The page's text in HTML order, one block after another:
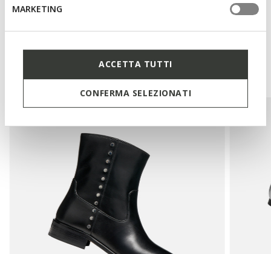
MARKETING
ACCETTA TUTTI
CONFERMA SELEZIONATI
Das könnte Ihnen auch